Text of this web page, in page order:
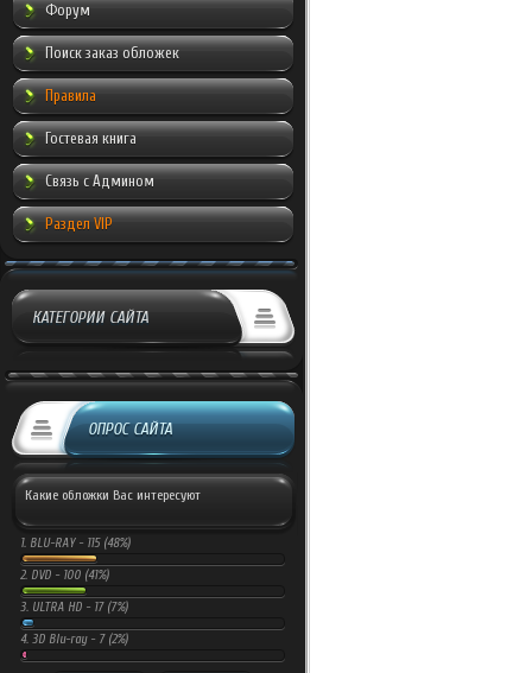
Форум
Поиск заказ обложек
Правила
Гостевая книга
Связь с Админом
Раздел VIP
КАТЕГОРИИ САЙТА
ОПРОС САЙТА
Какие обложки Вас интересуют
1. BLU-RAY - 115 (48%)
2. DVD - 100 (41%)
3. ULTRA HD - 17 (7%)
4. 3D Blu-ray - 7 (2%)